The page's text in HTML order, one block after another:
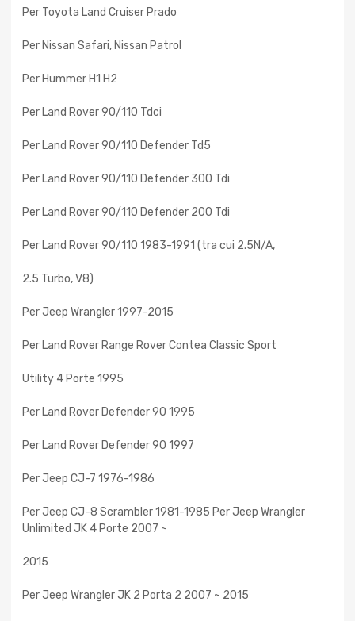
Per Toyota Land Cruiser Prado
Per Nissan Safari, Nissan Patrol
Per Hummer H1 H2
Per Land Rover 90/110 Tdci
Per Land Rover 90/110 Defender Td5
Per Land Rover 90/110 Defender 300 Tdi
Per Land Rover 90/110 Defender 200 Tdi
Per Land Rover 90/110 1983-1991 (tra cui 2.5N/A,
2.5 Turbo, V8)
Per Jeep Wrangler 1997-2015
Per Land Rover Range Rover Contea Classic Sport
Utility 4 Porte 1995
Per Land Rover Defender 90 1995
Per Land Rover Defender 90 1997
Per Jeep CJ-7 1976-1986
Per Jeep CJ-8 Scrambler 1981-1985 Per Jeep Wrangler
Unlimited JK 4 Porte 2007 ~
2015
Per Jeep Wrangler JK 2 Porta 2 2007 ~ 2015